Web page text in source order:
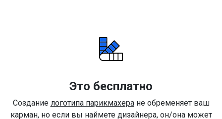
Это бесплатно
Создание логотипа парикмахеране обременяет ваш
карман, но если вы наймете дизайнера, он/она может